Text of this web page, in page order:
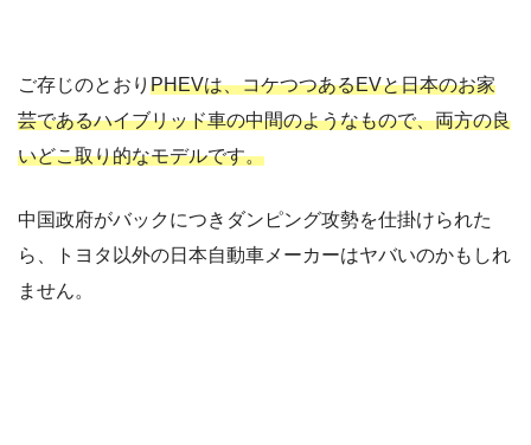
ご存じのとおり PHEVは、コケつつあるEVと日本のお家
芸であるハイブリッド車の中間のようなもので、両方の良
いどこ取り的なモデルです。
中国政府がバックにつきダンピング攻勢を仕掛けられた
ら、トヨタ以外の日本自動車メーカーはヤバいのかもしれ
ません。